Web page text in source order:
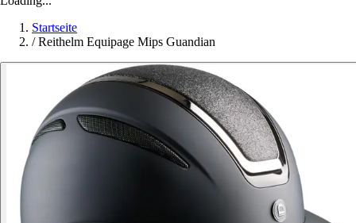
Startseite
/ Reithelm Equipage Mips Guandian